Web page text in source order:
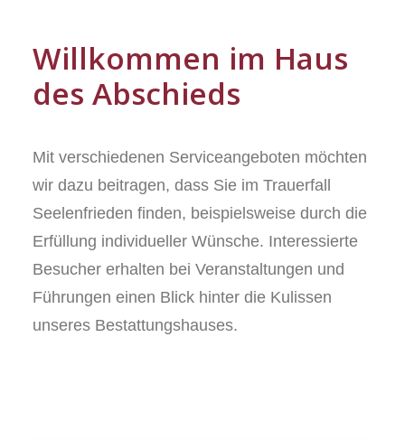
Willkommen im Haus
des Abschieds
Mit verschiedenen Serviceangeboten möchten
wir dazu beitragen, dass Sie im Trauerfall
Seelenfrieden finden, beispielsweise durch die
Erfüllung individueller Wünsche. Interessierte
Besucher erhalten bei Veranstaltungen und
Führungen einen Blick hinter die Kulissen
unseres Bestattungshauses.